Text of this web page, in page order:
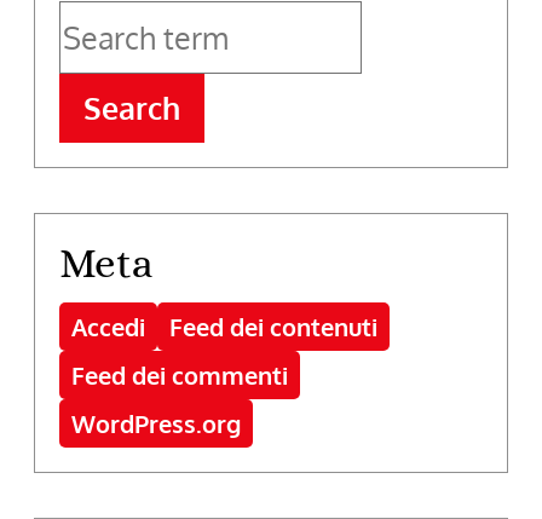
Search
Meta
Accedi
Feed dei contenuti
Feed dei commenti
WordPress.org